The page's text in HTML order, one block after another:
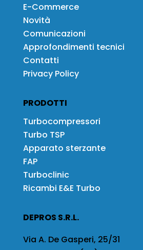
E-Commerce
Novità
Comunicazioni
Approfondimenti tecnici
Contatti
Privacy Policy
PRODOTTI
Turbocompressori
Turbo TSP
Apparato sterzante
FAP
Turboclinic
Ricambi E&E Turbo
DEPROS S.R.L.
Via A. De Gasperi, 25/31